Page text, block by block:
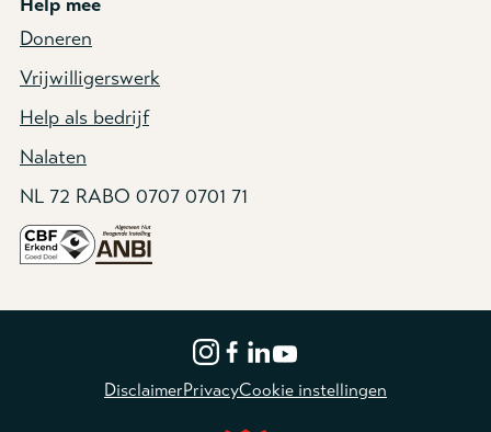
Doneren
Vrijwilligerswerk
Help als bedrijf
Nalaten
NL 72 RABO 0707 0701 71
DisclaimerPrivacyCookie instellingen